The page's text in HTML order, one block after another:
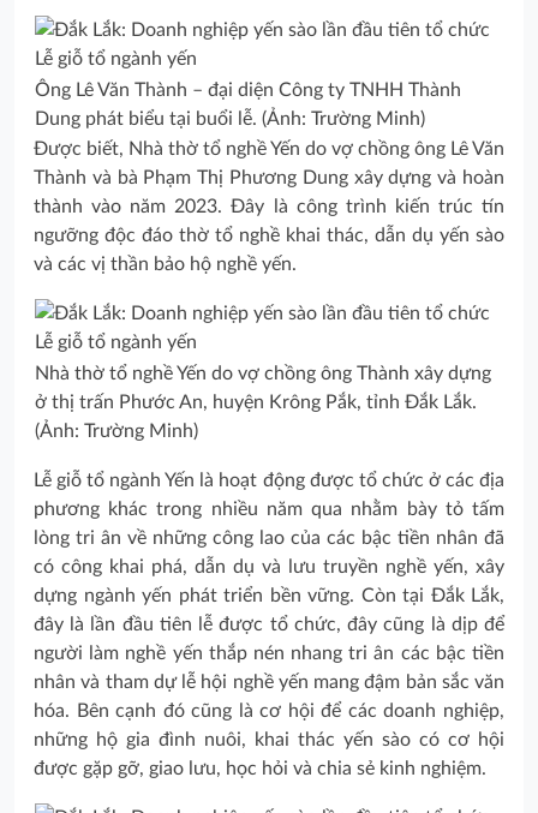
Ông Lê Văn Thành – đại diện Công ty TNHH Thành
Dung phát biểu tại buổi lễ. (Ảnh: Trường Minh)
Được biết, Nhà thờ tổ nghề Yến do vợ chồng ông Lê Văn
Thành và bà Phạm Thị Phương Dung xây dựng và hoàn
thành vào năm 2023. Đây là công trình kiến trúc tín
ngưỡng độc đáo thờ tổ nghề khai thác, dẫn dụ yến sào
và các vị thần bảo hộ nghề yến.
Nhà thờ tổ nghề Yến do vợ chồng ông Thành xây dựng
ở thị trấn Phước An, huyện Krông Pắk, tỉnh Đắk Lắk.
(Ảnh: Trường Minh)
Lễ giỗ tổ ngành Yến là hoạt động được tổ chức ở các địa
phương khác trong nhiều năm qua nhằm bày tỏ tấm
lòng tri ân về những công lao của các bậc tiền nhân đã
có công khai phá, dẫn dụ và lưu truyền nghề yến, xây
dựng ngành yến phát triển bền vững. Còn tại Đắk Lắk,
đây là lần đầu tiên lễ được tổ chức, đây cũng là dịp để
người làm nghề yến thắp nén nhang tri ân các bậc tiền
nhân và tham dự lễ hội nghề yến mang đậm bản sắc văn
hóa. Bên cạnh đó cũng là cơ hội để các doanh nghiệp,
những hộ gia đình nuôi, khai thác yến sào có cơ hội
được gặp gỡ, giao lưu, học hỏi và chia sẻ kinh nghiệm.